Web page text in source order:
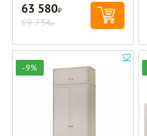
63 580Р
69 734Р
-9%